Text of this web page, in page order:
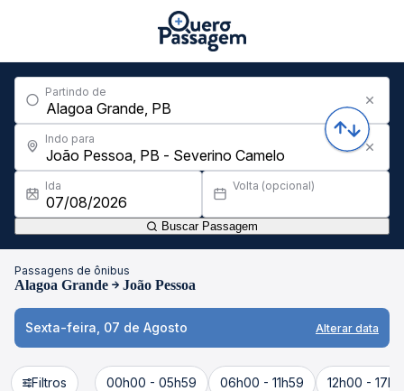
Partindo de
Indo para
Ida Volta (opcional)
Buscar Passagem
Passagens de ônibus
Alagoa Grande João Pessoa
Sexta-feira, 07 de Agosto Alterar data
Filtros 00h00 - 05h59 06h00 - 11h59 12h00 -